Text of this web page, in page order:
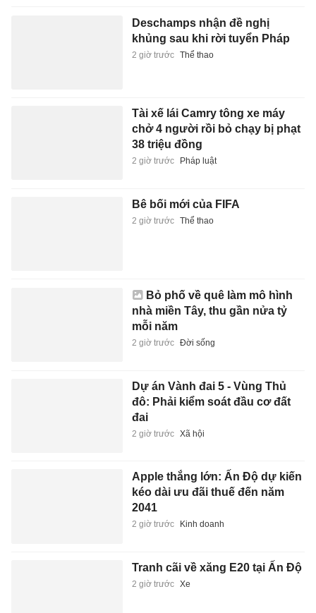
Deschamps nhận đề nghị
khủng sau khi rời tuyển Pháp
2 giờ trước Thể thao
Tài xế lái Camry tông xe máy
chở 4 người rồi bỏ chạy bị phạt
38 triệu đồng
2 giờ trước Pháp luật
Bê bối mới của FIFA
2 giờ trước Thể thao
Bỏ phố về quê làm mô hình
nhà miền Tây, thu gần nửa tỷ
mỗi năm
2 giờ trước Đời sống
Dự án Vành đai 5 - Vùng Thủ
đô: Phải kiểm soát đầu cơ đất
đai
2 giờ trước Xã hội
Apple thắng lớn: Ấn Độ dự kiến
kéo dài ưu đãi thuế đến năm
2041
2 giờ trước Kinh doanh
Tranh cãi về xăng E20 tại Ấn Độ
2 giờ trước Xe